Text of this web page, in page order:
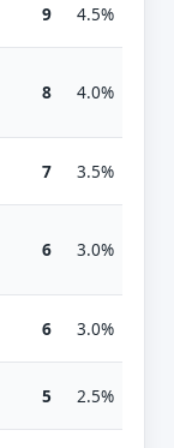
9 4.5%
8 4.0%
7 3.5%
6 3.0%
6 3.0%
5 2.5%